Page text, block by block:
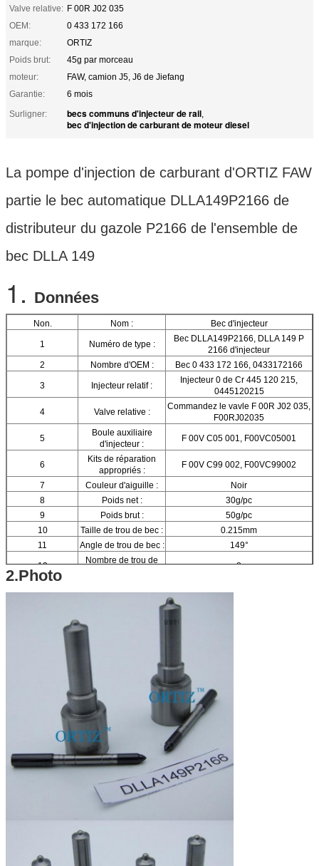
Valve relative: F 00R J02 035
OEM:
0 433 172 166
marque:
ORTIZ
Poids brut:
45g par morceau
moteur:
FAW, camion J5, J6 de Jiefang
Garantie:
6 mois
Surligner:
becs communs d'injecteur de rail,
bec d'injection de carburant de moteur diesel
La pompe d'injection de carburant d'ORTIZ FAW
partie le bec automatique DLLA149P2166 de
distributeur du gazole P2166 de l'ensemble de
bec DLLA 149
1. Données
Non. Nom : Bec d'injecteur
1 Numéro de type :
Bec DLLA149P2166, DLLA 149 P
2166 d'injecteur
2
Nombre d'OEM : Bec 0 433 172 166, 0433172166
3 Injecteur relatif :
Injecteur 0 de Cr 445 120 215,
0445120215
4 Valve relative :
Commandez le vavle F 00R J02 035,
F00RJ02035
5
Boule auxiliaire
d'injecteur :
F 00V C05 001, F00VC05001
6
Kits de réparation
appropriés :
F 00V C99 002, F00VC99002
7 Couleur d'aiguille :
Noir
8
Poids net :
30g/pc
9
Poids brut :
50g/pc
10
Taille de trou de bec :
0.215mm
11
Angle de trou de bec : 149°
12
Nombre de trou de
8
2.Photo